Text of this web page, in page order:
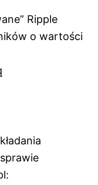
Ripple
o wartości